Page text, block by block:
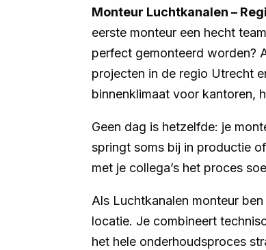
Monteur Luchtkanalen –
eerste monteur een hecht
perfect gemonteerd worden?
projecten in de regio Utrecht
binnenklimaat voor kantoren,
Geen dag is hetzelfde: je
springt soms bij in productie
met je collega’s het proces
Als Luchtkanalen monteur
locatie. Je combineert
het hele onderhoudsproces